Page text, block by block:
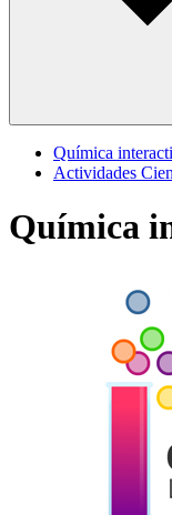
Química
Actividades
Química